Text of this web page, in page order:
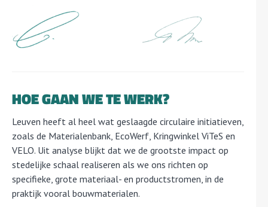
HOE GAAN WE TE WERK?
Leuven heeft al heel wat geslaagde circulaire initiatieven,
zoals de Materialenbank, EcoWerf, Kringwinkel ViTeS en
VELO. Uit analyse blijkt dat we de grootste impact op
stedelijke schaal realiseren als we ons richten op
specifieke, grote materiaal- en productstromen, in de
praktijk vooral bouwmaterialen.